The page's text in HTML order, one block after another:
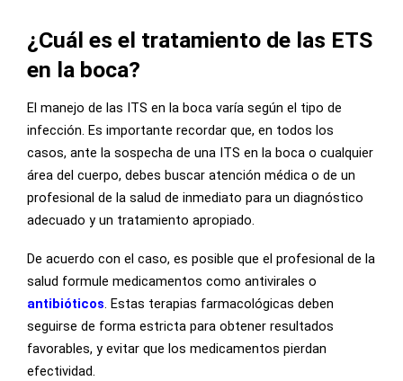
¿Cuál es el tratamiento de las ETS
en la boca?
El manejo de las ITS en la boca varía según el tipo de
infección. Es importante recordar que, en todos los
casos, ante la sospecha de una ITS en la boca o cualquier
área del cuerpo, debes buscar atención médica o de un
profesional de la salud de inmediato para un diagnóstico
adecuado y un tratamiento apropiado.
De acuerdo con el caso, es posible que el profesional de la
salud formule medicamentos como antivirales o
antibióticos. Estas terapias farmacológicas deben
seguirse de forma estricta para obtener resultados
favorables, y evitar que los medicamentos pierdan
efectividad.